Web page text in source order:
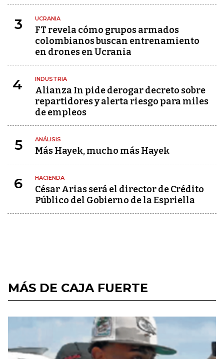
3 UCRANIA
FT revela cómo grupos armados
colombianos buscan entrenamiento
en drones en Ucrania
4 INDUSTRIA
Alianza In pide derogar decreto sobre
repartidores y alerta riesgo para miles
de empleos
5 ANÁLISIS
Más Hayek, mucho más Hayek
6 HACIENDA
César Arias será el director de Crédito
Público del Gobierno de la Espriella
MÁS DE CAJA FUERTE